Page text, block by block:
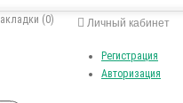
Личный кабинет
Регистрация
Авторизация
(0)